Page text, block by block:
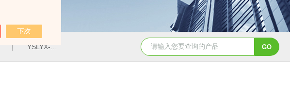
YSLYX-010防水试验设备 YSCYS-010臭氧老化试验设备